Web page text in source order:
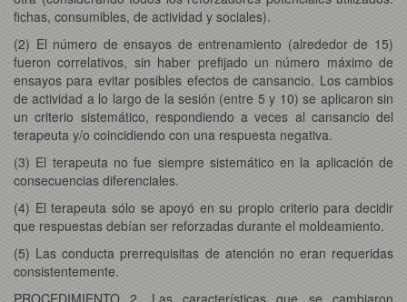
fichas, consumibles, de actividad y sociales).
(2) El número de ensayos de entrenamiento (alrededor de 15)
fueron correlativos, sin haber prefijado un número máximo de
ensayos para evitar posibles efectos de cansancio. Los cambios
de actividad a lo largo de la sesión (entre 5 y 10) se aplicaron sin
un criterio sistemático, respondiendo a veces al cansancio del
terapeuta y/o coincidiendo con una respuesta negativa.
(3) El terapeuta no fue siempre sistemático en la aplicación de
consecuencias diferenciales.
(4) El terapeuta sólo se apoyó en su propio criterio para decidir
que respuestas debían ser reforzadas durante el moldeamiento.
(5) Las conducta prerrequisitas de atención no eran requeridas
consistentemente.
PROCEDIMIENTO 2. Las características que se cambiaron